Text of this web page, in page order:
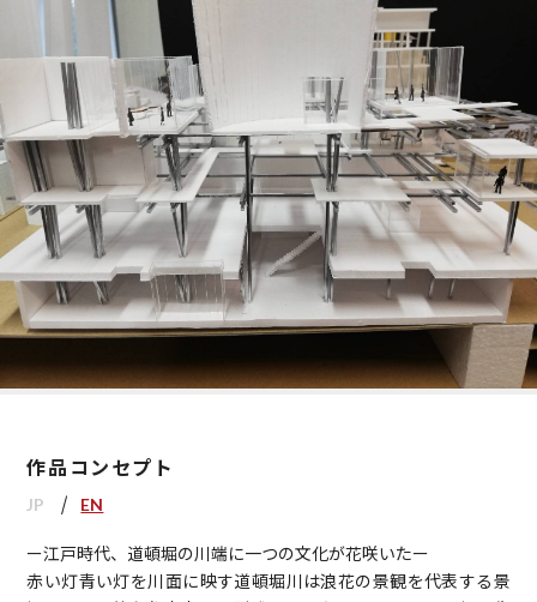
作品コンセプト
JP EN
ー江戸時代、道頓堀の川端に一つの文化が花咲いたー
赤い灯青い灯を川面に映す道頓堀川は浪花の景観を代表する景